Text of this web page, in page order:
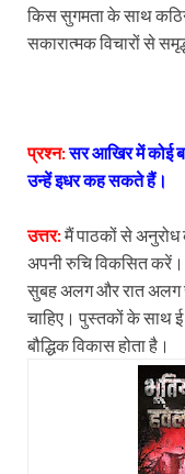
किस सुगमता के साथ
सकारात्मक विचारों से
प्रश्न:सर आखिर में कोई
उन्हें इधर कह सकते हैं।
उत्तर:मैं पाठकों से
अपनी रुचि विकसित करें।
सुबह अलग और रात अलग
चाहिए। पुस्तकों के साथ
बौद्धिक विकास होता है।